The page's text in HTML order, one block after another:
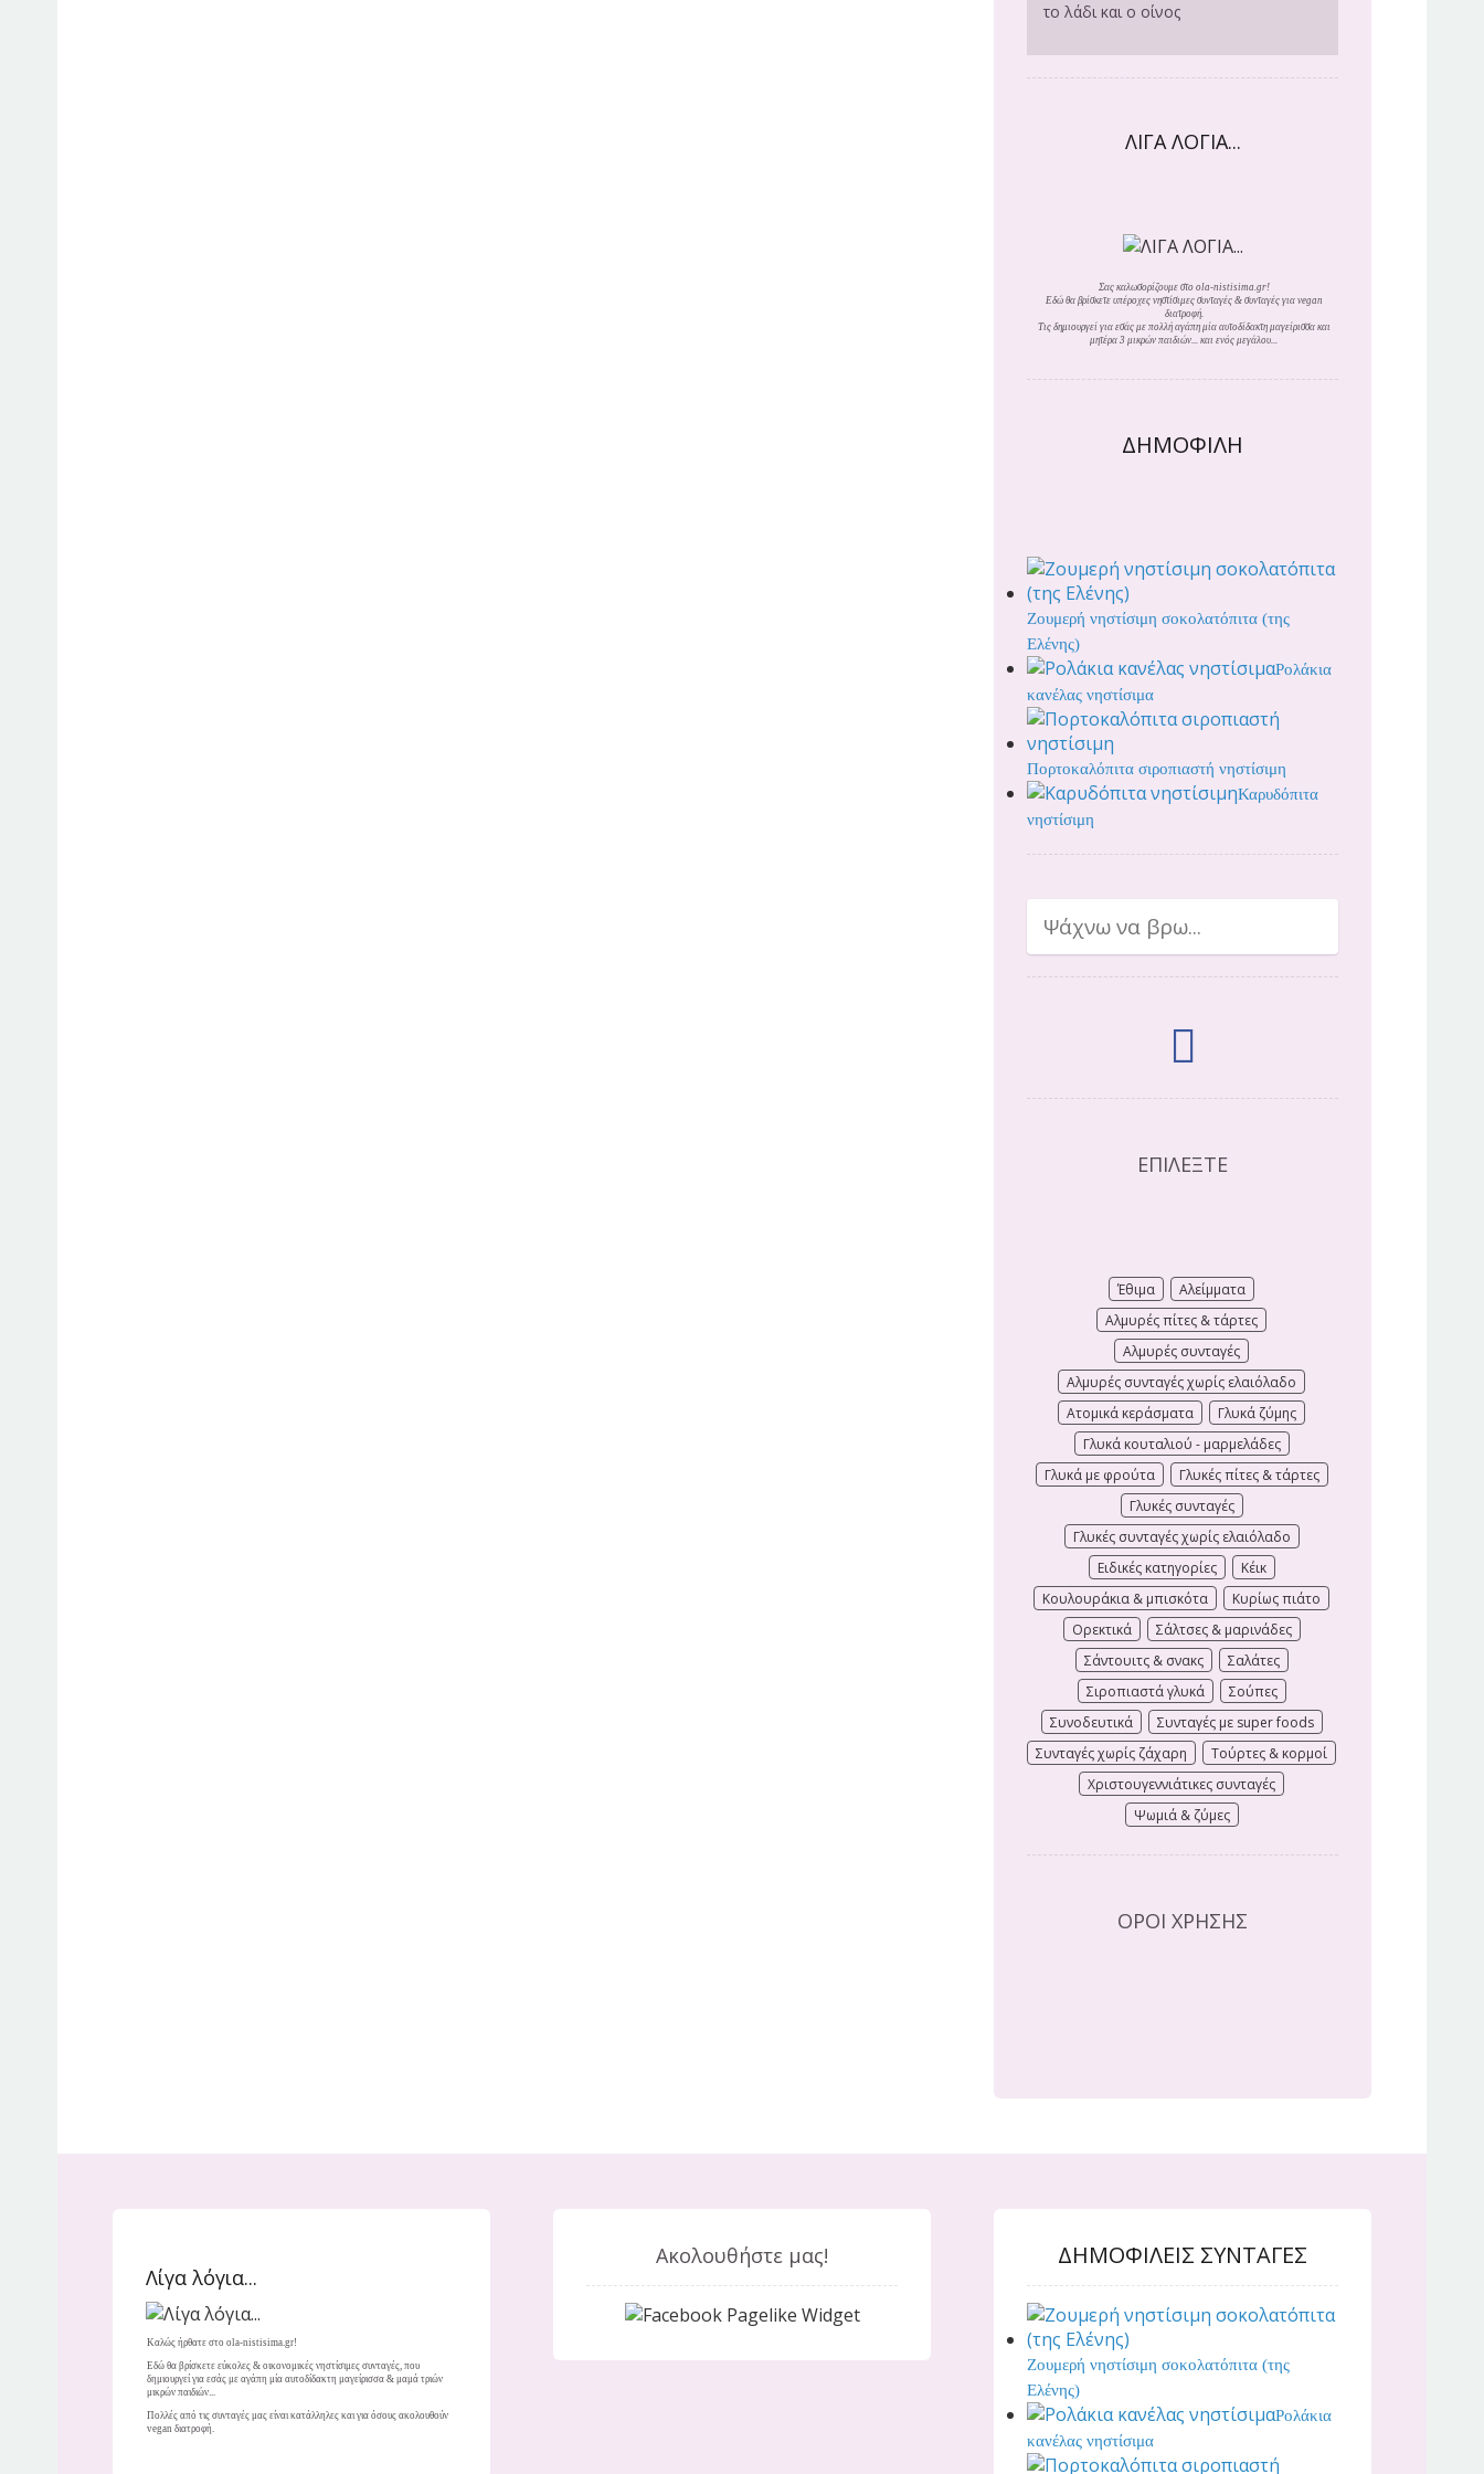
το λάδι και ο οίνος
ΛΙΓΑ ΛΟΓΙΑ...
Σας καλωσορίζουμε στο ola-nistisima.gr!
Εδώ θα βρίσκετε υπέροχες νηστίσιμες συνταγές & συνταγές για vegan
διατροφή.
Τις δημιουργεί για εσάς με πολλή αγάπη μία αυτοδίδακτη μαγείρισσα και
μητέρα 3 μικρών παιδιών... και ενός μεγάλου...
ΔΗΜΟΦΙΛΗ
Ζουμερή νηστίσιμη σοκολατόπιτα (της
Ελένης)
Ρολάκια
κανέλας νηστίσιμα
Πορτοκαλόπιτα σιροπιαστή νηστίσιμη
Καρυδόπιτα
νηστίσιμη
ΕΠΙΛΕΞΤΕ
Έθιμα
Αλείμματα
Αλμυρές πίτες & τάρτες
Αλμυρές συνταγές
Αλμυρές συνταγές χωρίς ελαιόλαδο
Ατομικά κεράσματα
Γλυκά ζύμης
Γλυκά κουταλιού - μαρμελάδες
Γλυκά με φρούτα
Γλυκές πίτες & τάρτες
Γλυκές συνταγές
Γλυκές συνταγές χωρίς ελαιόλαδο
Ειδικές κατηγορίες
Κέικ
Κουλουράκια & μπισκότα
Κυρίως πιάτο
Ορεκτικά
Σάλτσες & μαρινάδες
Σάντουιτς & σνακς
Σαλάτες
Σιροπιαστά γλυκά
Σούπες
Συνοδευτικά
Συνταγές με super foods
Συνταγές χωρίς ζάχαρη
Τούρτες & κορμοί
Χριστουγεννιάτικες συνταγές
Ψωμιά & ζύμες
ΟΡΟΙ ΧΡΗΣΗΣ
Λίγα λόγια...
Καλώς ήρθατε στο ola-nistisima.gr!
Εδώ θα βρίσκετε εύκολες & οικονομικές νηστίσιμες συνταγές, που
δημιουργεί για εσάς με αγάπη μία αυτοδίδακτη μαγείρισσα & μαμά τριών
μικρών παιδιών...
Πολλές από τις συνταγές μας είναι κατάλληλες και για όσους ακολουθούν
vegan διατροφή.
Ακολουθήστε μας! ΔΗΜΟΦΙΛΕΙΣ ΣΥΝΤΑΓΕΣ
Ζουμερή νηστίσιμη σοκολατόπιτα (της
Ελένης)
Ρολάκια
κανέλας νηστίσιμα